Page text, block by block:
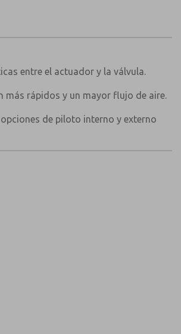
entre el actuador y la válvula.
más rápidos y un mayor flujo de aire.
de piloto interno y externo